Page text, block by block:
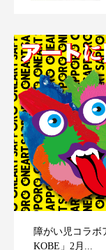
障がい児コラボ
KOBE」2月...